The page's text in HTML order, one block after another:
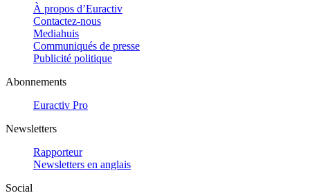
À propos d’Euractiv
Contactez-nous
Mediahuis
Communiqués de presse
Publicité politique
Abonnements
Euractiv Pro
Newsletters
Rapporteur
Newsletters en anglais
Social